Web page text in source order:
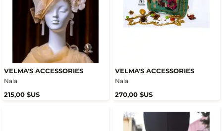
VELMA'S ACCESSORIES
Nala
215,00 $US
VELMA'S ACCESSORIES
Nala
270,00 $US